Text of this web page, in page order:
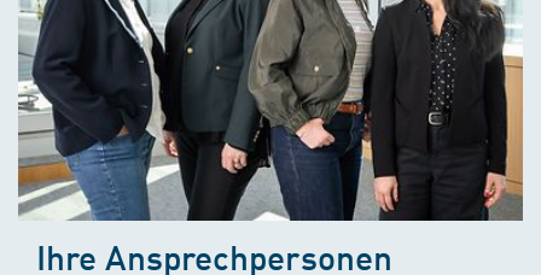
Ihre Ansprechpersonen